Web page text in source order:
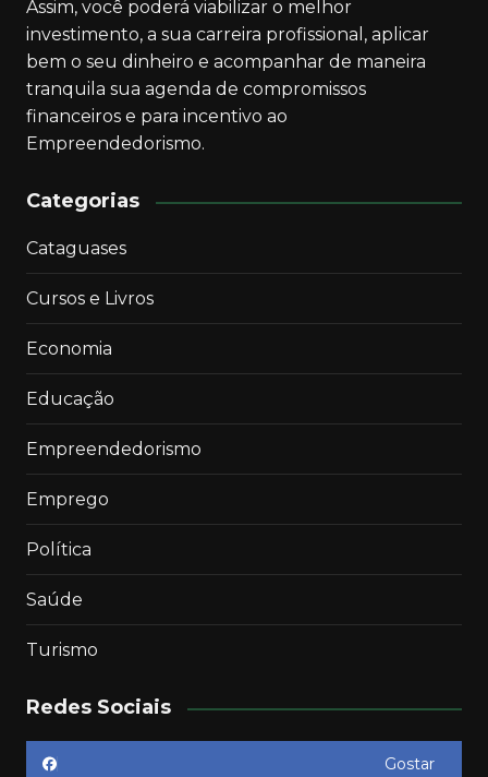
Assim, você poderá viabilizar o melhor
investimento, a sua carreira profissional, aplicar
bem o seu dinheiro e acompanhar de maneira
tranquila sua agenda de compromissos
financeiros e para incentivo ao
Empreendedorismo.
Categorias
Cataguases
Cursos e Livros
Economia
Educação
Empreendedorismo
Emprego
Política
Saúde
Turismo
Redes Sociais
Gostar